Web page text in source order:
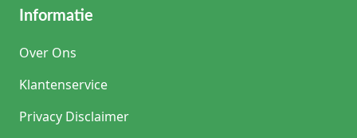
Informatie
Over Ons
Klantenservice
Privacy Disclaimer